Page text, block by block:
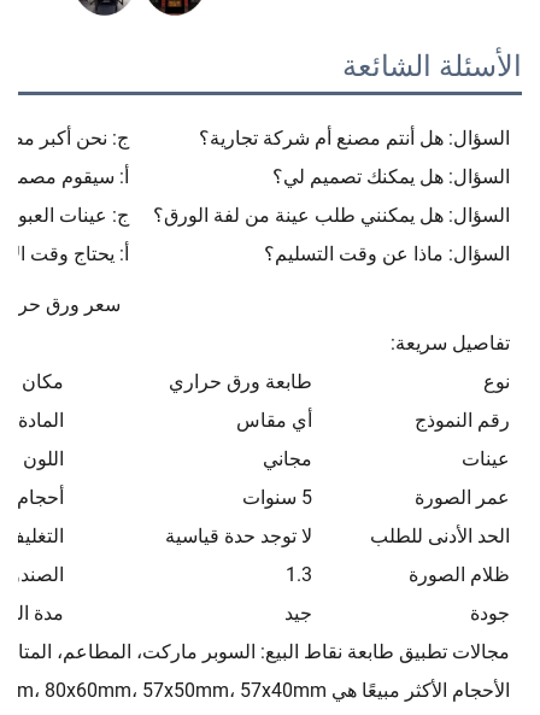
الأسئلة الشائعة
السؤال: هل أنتم مصنع أم شركة تجارية؟
ج: نحن أكبر
السؤال: هل يمكنك تصميم لي؟
أ: سيقوم
السؤال: هل يمكنني طلب عينة من لفة الورق؟
ج: عينات العبوة
السؤال: ماذا عن وقت التسليم؟
أ: يحتاج وقت الإنتاج
سعر ورق حراري 80 مم
تفاصيل سريعة:
نوع
طابعة ورق حراري
مكان
رقم النموذج
أي مقاس
المادة
عينات
مجاني
اللون
عمر الصورة
5 سنوات
أحجام
الحد الأدنى للطلب
لا توجد حدة قياسية
التغليف
ظلام الصورة
1.3
جودة
جيد
مدة
مجالات تطبيق طابعة نقاط البيع: السوبر ماركت، المطاعم،
الأحجام الأكثر مبيعًا هي 80x80mm، 80x70mm، 80x60mm، 57x50mm، 57x40mm، إلخ